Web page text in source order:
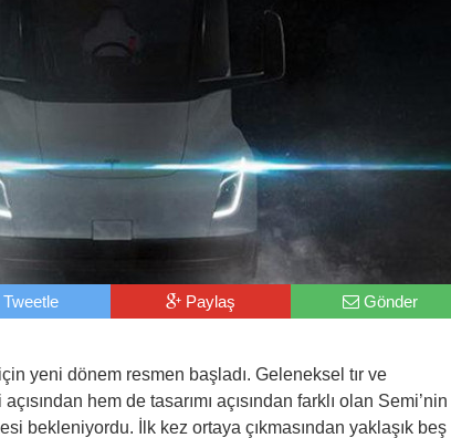
Tweetle Paylaş Gönder
yeni dönem resmen başladı. Geleneksel tır ve
hem de tasarımı açısından farklı olan Semi’nin
bekleniyordu. İlk kez ortaya çıkmasından yaklaşık beş